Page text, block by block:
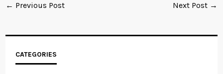
← Previous Post Next Post →
CATEGORIES